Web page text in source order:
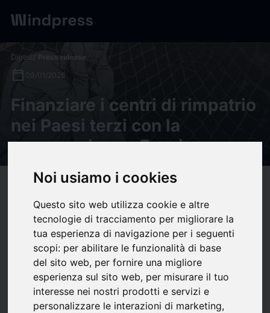
Noi usiamo i cookies
Questo sito web utilizza cookie e altre
tecnologie di tracciamento per migliorare la
tua esperienza di navigazione per i seguenti
scopi: per abilitare le funzionalità di base
del sito web, per fornire una migliore
esperienza sul sito web, per misurare il tuo
interesse nei nostri prodotti e servizi e
personalizzare le interazioni di marketing,
Digest / Press release
calendar_today 09/01/2026
Finanziare i centri di rimpatrio
nei Paesi terzi con la
cooperazione - Focsiv
Compatibility help
(0)bookmark_borderupload Share
Fonte immagine:https://fr.boell.org/it/2025/09/23/dalle-
procedure-accelerate-lasilo-agli-hub-il-rimpatrio-
laccordo-italia-albania-sotto
Ufficio Policy Focsiv – Il 2026 sarà l’anno di avvio della nuova
misura dell’Unione europea per esternalizzare gli hub di